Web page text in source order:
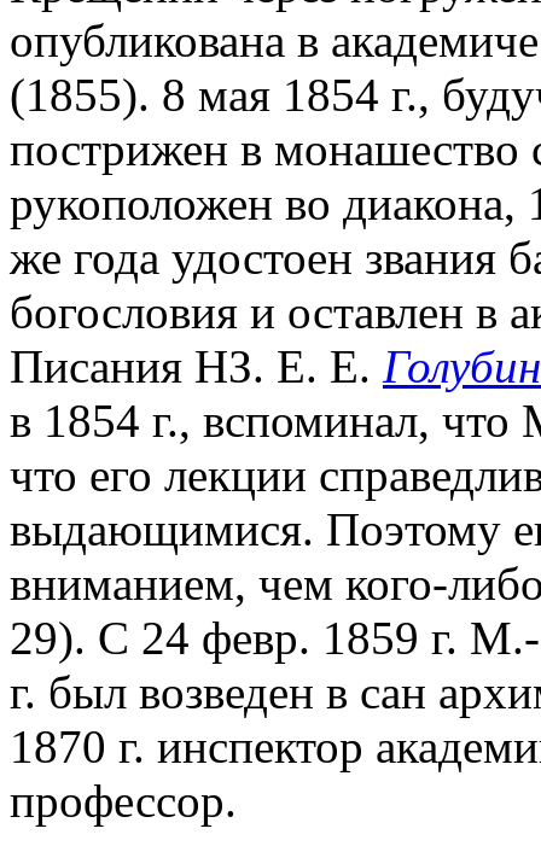
опубликована в
(1855). 8 мая 1854 г.,
пострижен в
рукоположен во диакона,
же года удостоен звания
богословия и оставлен в
Писания НЗ. Е. Е.
в 1854 г., вспоминал,
что его лекции
выдающимися. Поэтому
вниманием, чем кого-
29). С 24 февр. 1859 г.
г. был возведен в сан
1870 г. инспектор
профессор.